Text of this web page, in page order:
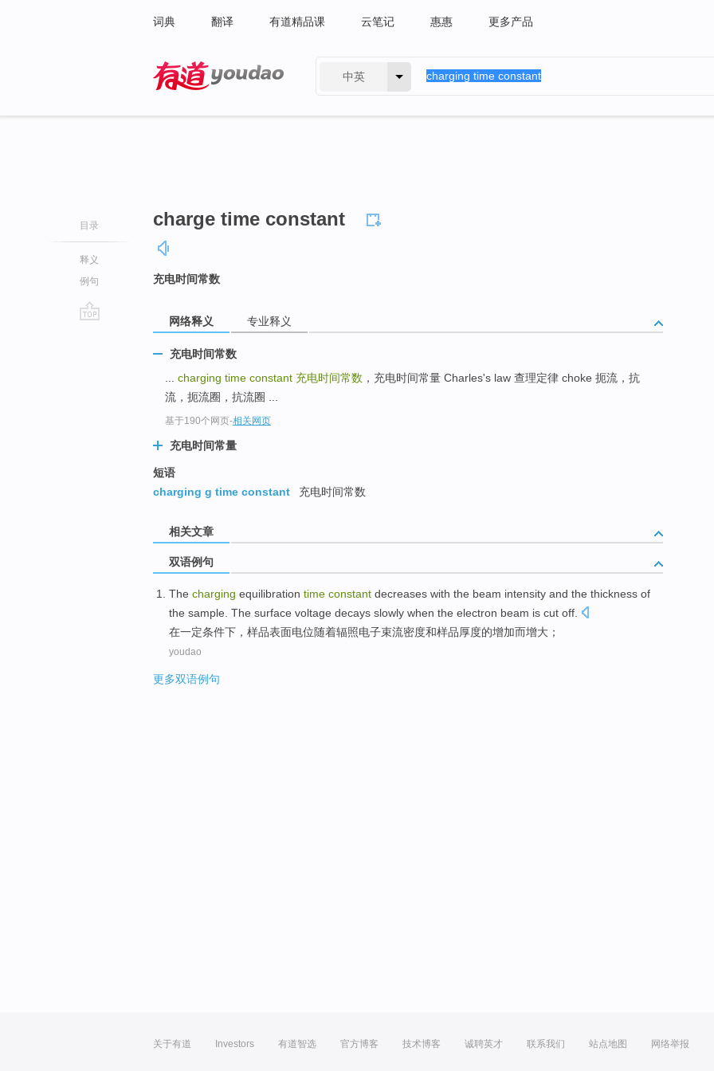
词典 翻译 有道精品课 云笔记 惠惠 更多产品
中英
目录
释义
例句
charge time constant
充电时间常数
网络释义 专业释义
充电时间常数
charging time constant 充电时间常数 ，充电时间常量 Charles's law 查理定律 choke 扼流，抗
流，扼流圈，抗流圈 ...
基于190个网页-相关网页
充电时间常量
短语
charging g time constant
充电时间常数
相关文章
双语例句
The charging equilibration time constant decreases with the beam intensity and the thickness of
the sample . The surface voltage decays slowly when the electron beam is cut off.
在一定条件下， 样品表面电位随着辐照电子束流密度和样品厚度的增加而增大 ；
youdao
更多双语例句
关于有道 Investors 有道智选 官方博客 技术博客 诚聘英才 联系我们 站点地图 网络举报